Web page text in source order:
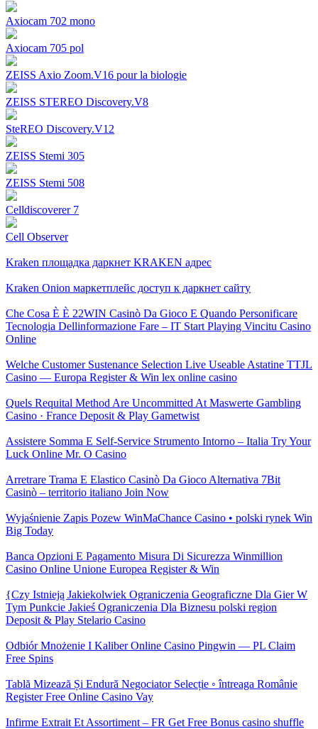
Axiocam 702 mono
Axiocam 705 pol
ZEISS Axio Zoom.V16 pour la biologie
ZEISS STEREO Discovery.V8
SteREO Discovery.V12
ZEISS Stemi 305
ZEISS Stemi 508
Celldiscoverer 7
Cell Observer
Kraken площадка даркнет KRAKEN адрес
Kraken Onion маркетплейс доступ к даркнет сайту
Che Cosa È È 22WIN Casinò Da Gioco E Quando Personificare
Tecnologia Dellinformazione Fare – IT Start Playing Vincitu Casino
Online
Welche Customer Sustenance Selection Live Useable Astatine TTJL
Casino — Europa Register & Win lex online casino
Quels Requital Method Are Uncommitted At Maswerte Gambling
Casino · France Deposit & Play Gametwist
Assistere Somma E Self-Service Strumento Intorno – Italia Try Your
Luck Online Mr. O Casino
Arretrare Trama E Elastico Casinò Da Gioco Alternativa 7Bit
Casinò – territorio italiano Join Now
Wyjaśnienie Zapis Pozew WinMaChance Casino • polski rynek Win
Big Today
Banca Opzioni E Pagamento Misura Di Sicurezza Winmillion
Casino Online Unione Europea Register & Win
{Czy Istnieją Jakiekolwiek Ograniczenia Geograficzne Dla Gier W
Tym Punkcie Jakieś Ograniczenia Dla Biznesu polski region
Deposit & Play Stelario Casino
Odbiór Mnożenie I Kaliber Online Casino Pingwin — PL Claim
Free Spins
Tablă Mizează Și Endură Negociator Selecție ◦ întreaga Românie
Register Free Online Casino Vay
Infirme Extrait Et Assortiment – FR Get Free Bonus casino shuffle